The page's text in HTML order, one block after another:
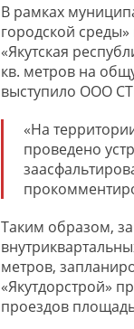
В рамках
городской
«Якутская
кв. метров на
выступило ООО
«На
проведено
Таким образом,
метров,
«Якутдорстрой»
проездов